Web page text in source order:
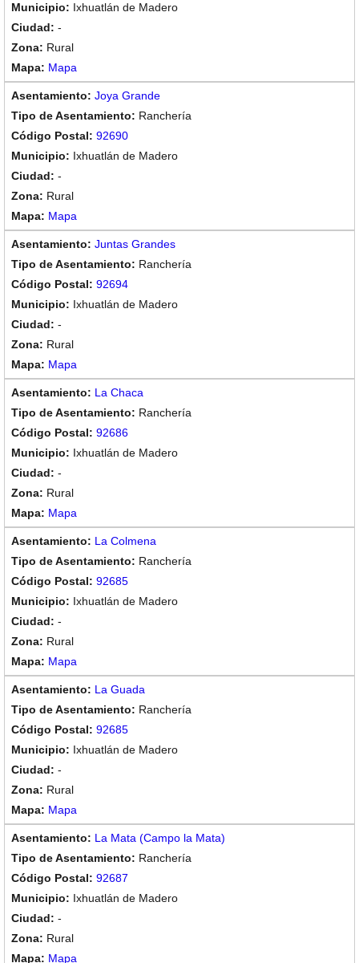
Ixhuatlán de Madero
-
Rural
Mapa
Joya Grande
Ranchería
92690
Ixhuatlán de Madero
-
Rural
Mapa
Juntas Grandes
Ranchería
92694
Ixhuatlán de Madero
-
Rural
Mapa
La Chaca
Ranchería
92686
Ixhuatlán de Madero
-
Rural
Mapa
La Colmena
Ranchería
92685
Ixhuatlán de Madero
-
Rural
Mapa
La Guada
Ranchería
92685
Ixhuatlán de Madero
-
Rural
Mapa
La Mata (Campo la Mata)
Ranchería
92687
Ixhuatlán de Madero
-
Rural
Mapa